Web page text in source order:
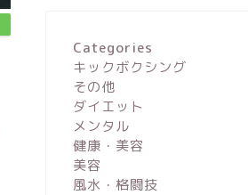
Categories
キックボクシング
その他
ダイエット
メンタル
健康・美容
美容
風水・格闘技